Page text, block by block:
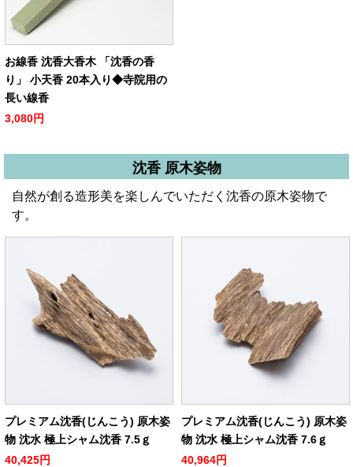
お線香 沈香大香木 「沈香の香
り」 小天香 20本入り◆寺院用の
長い線香
3,080円
沈香 原木姿物
自然が創る造形美を楽しんでいただく沈香の原木姿物で
す。
プレミアム沈香(じんこう) 原木姿
物 沈水 極上シャム沈香 7.5ｇ
40,425円
プレミアム沈香(じんこう) 原木姿
物 沈水 極上シャム沈香 7.6ｇ
40,964円